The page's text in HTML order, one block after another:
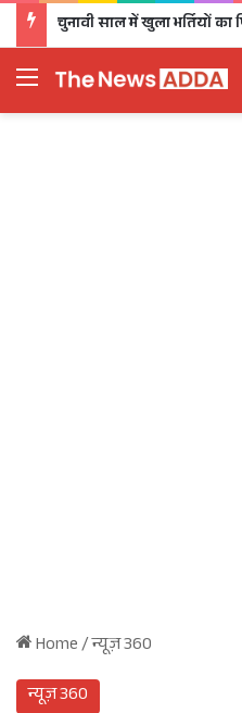
Menu
Home/न्यूज़ 360
न्यूज़ 360